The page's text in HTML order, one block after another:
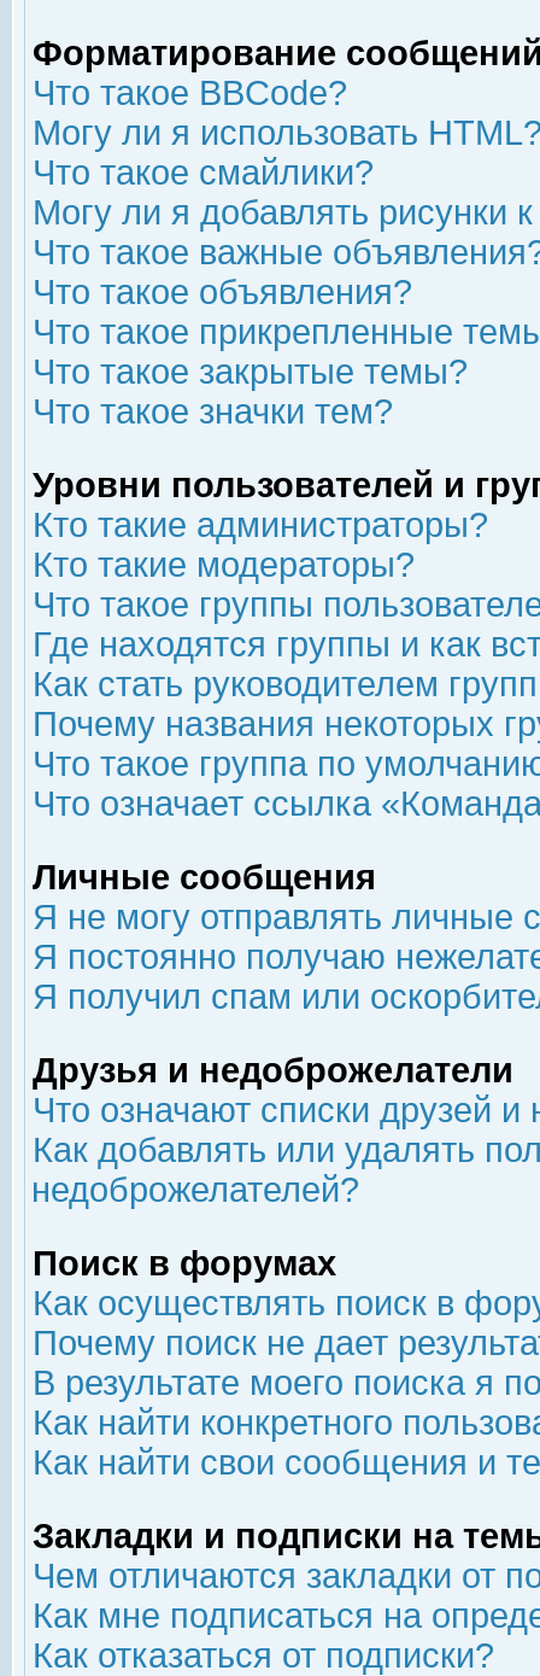
Форматирование
Что такое BBCode?
Могу ли я использовать
Что такое смайлики?
Могу ли я добавлять рисунки
Что такое важные
Что такое объявления?
Что такое прикрепленные
Что такое закрытые темы?
Что такое значки тем?
Уровни пользователей и
Кто такие администраторы?
Кто такие модераторы?
Что такое группы
Где находятся группы и как
Как стать руководителем
Почему названия некоторых
Что такое группа по
Что означает ссылка
Личные сообщения
Я не могу отправлять личные
Я постоянно получаю
Я получил спам или
Друзья и недоброжелатели
Что означают списки друзей
Как добавлять или удалять
недоброжелателей?
Поиск в форумах
Как осуществлять поиск в
Почему поиск не дает
В результате моего поиска я
Как найти конкретного
Как найти свои сообщения и
Закладки и подписки на
Чем отличаются закладки от
Как мне подписаться на
Как отказаться от подписки?